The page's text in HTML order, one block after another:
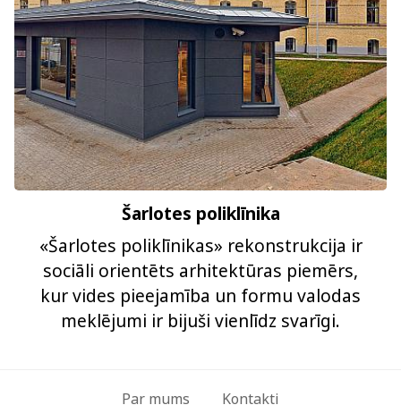
Šarlotes poliklīnika
«Šarlotes poliklīnikas» rekonstrukcija ir
sociāli orientēts arhitektūras piemērs,
kur vides pieejamība un formu valodas
meklējumi ir bijuši vienlīdz svarīgi.
Par mums Kontakti